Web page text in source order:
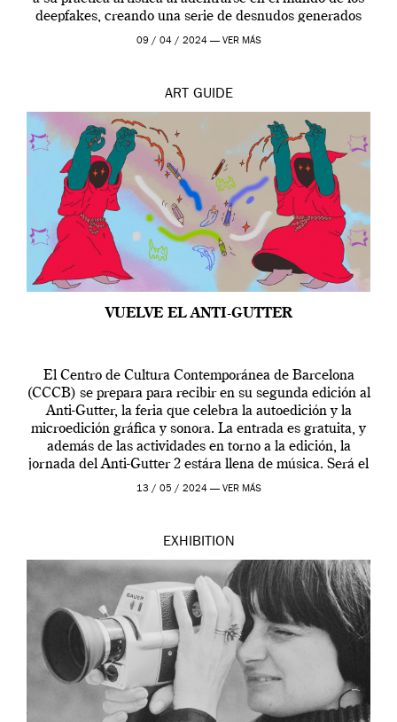
deepfakes, creando una serie de desnudos generados
por […]
09 / 04 / 2024 — VER MÁS
ART GUIDE
VUELVE EL ANTI-GUTTER
El Centro de Cultura Contemporánea de Barcelona
(CCCB) se prepara para recibir en su segunda edición al
Anti-Gutter, la feria que celebra la autoedición y la
microedición gráfica y sonora. La entrada es gratuita, y
además de las actividades en torno a la edición, la
jornada del Anti-Gutter 2 estára llena de música. Será el
[…]
13 / 05 / 2024 — VER MÁS
EXHIBITION